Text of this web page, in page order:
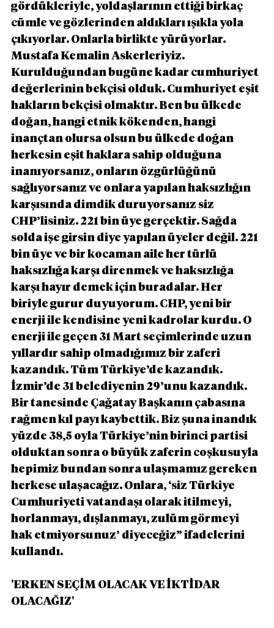
gördükleriyle, yoldaşlarının ettiği birkaç
cümle ve gözlerinden aldıkları ışıkla yola
çıkıyorlar. Onlarla birlikte yürüyorlar.
Mustafa Kemalin Askerleriyiz.
Kurulduğundan bugüne kadar cumhuriyet
değerlerinin bekçisi olduk. Cumhuriyet eşit
hakların bekçisi olmaktır. Ben bu ülkede
doğan, hangi etnik kökenden, hangi
inançtan olursa olsun bu ülkede doğan
herkesin eşit haklara sahip olduğuna
inanıyorsanız, onların özgürlüğünü
sağlıyorsanız ve onlara yapılan haksızlığın
karşısında dimdik duruyorsanız siz
CHP’lisiniz. 221 bin üye gerçektir. Sağda
solda işe girsin diye yapılan üyeler değil. 221
bin üye ve bir kocaman aile her türlü
haksızlığa karşı direnmek ve haksızlığa
karşı hayır demek için buradalar. Her
biriyle gurur duyuyorum. CHP, yeni bir
enerji ile kendisine yeni kadrolar kurdu. O
enerji ile geçen 31 Mart seçimlerinde uzun
yıllardır sahip olmadığımız bir zaferi
kazandık. Tüm Türkiye’de kazandık.
İzmir’de 31 belediyenin 29’unu kazandık.
Bir tanesinde Çağatay Başkanın çabasına
rağmen kıl payı kaybettik. Biz şuna inandık
yüzde 38,5 oyla Türkiye’nin birinci partisi
olduktan sonra o büyük zaferin coşkusuyla
hepimiz bundan sonra ulaşmamız gereken
herkese ulaşacağız. Onlara, ‘siz Türkiye
Cumhuriyeti vatandaşı olarak itilmeyi,
horlanmayı, dışlanmayı, zulüm görmeyi
hak etmiyorsunuz’ diyeceğiz” ifadelerini
kullandı.
'ERKEN SEÇİM OLACAK VE İKTİDAR
OLACAĞIZ'